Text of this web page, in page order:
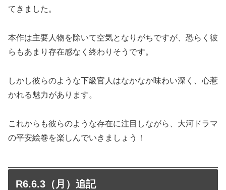
てきました。
本作は主要人物を除いて空気となりがちですが、恐らく彼
らもあまり存在感なく終わりそうです。
しかし彼らのような下級官人はなかなか味わい深く、心惹
かれる魅力があります。
これからも彼らのような存在に注目しながら、大河ドラマ
の平安絵巻を楽しんでいきましょう！
R6.6.3（月）追記